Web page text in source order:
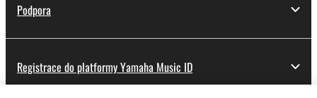
Podpora
Registrace do platformy Yamaha Music ID